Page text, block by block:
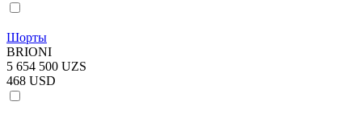
Шорты
BRIONI
5 654 500 UZS
468 USD